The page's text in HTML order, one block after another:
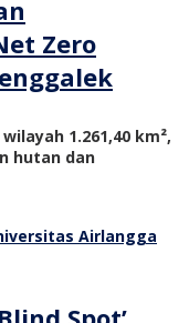
Zero
1.261,40 km²,
hutan dan